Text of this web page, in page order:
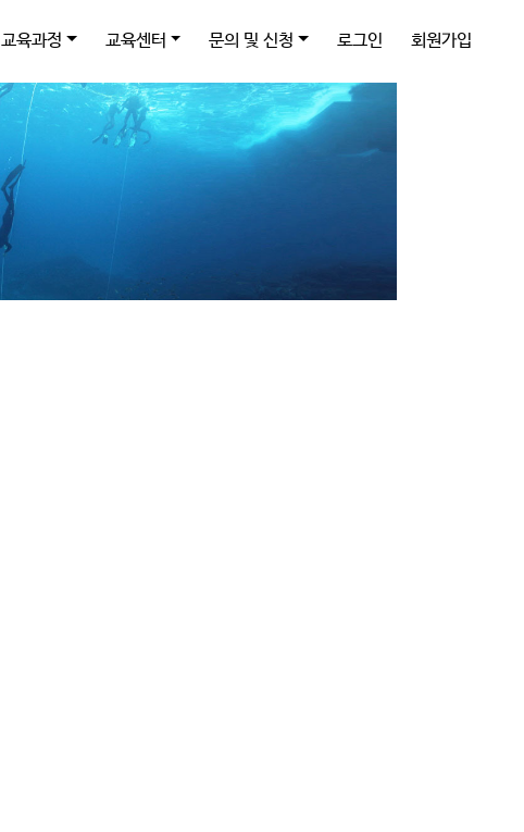
교육과정 교육센터 문의 및 신청 로그인 회원가입